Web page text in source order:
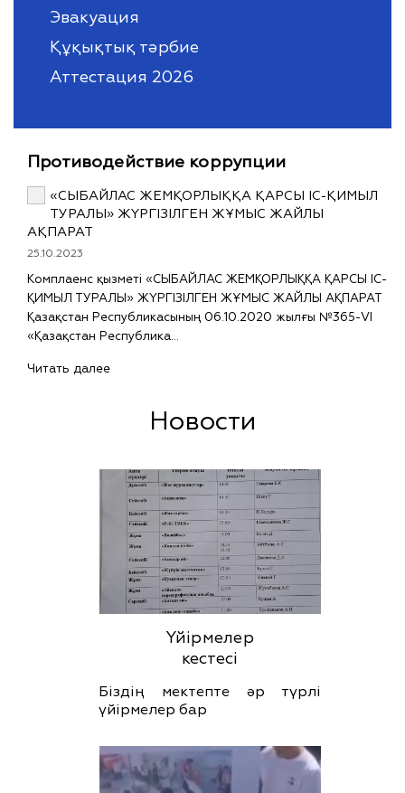
Эвакуация
Құқықтық тәрбие
Аттестация 2026
Противодействие коррупции
«СЫБАЙЛАС ЖЕМҚОРЛЫҚҚА ҚАРСЫ ІС-ҚИМЫЛ
ТУРАЛЫ» ЖҮРГІЗІЛГЕН ЖҰМЫС ЖАЙЛЫ
АҚПАРАТ
25.10.2023
Комплаенс қызметі «СЫБАЙЛАС ЖЕМҚОРЛЫҚҚА ҚАРСЫ ІС-
ҚИМЫЛ ТУРАЛЫ» ЖҮРГІЗІЛГЕН ЖҰМЫС ЖАЙЛЫ АҚПАРАТ
Қазақстан Республикасының 06.10.2020 жылғы №365-VI
«Қазақстан Республика…
Читать далее
Новости
Үйірмелер
кестесі
Біздің мектепте әр түрлі
үйірмелер бар